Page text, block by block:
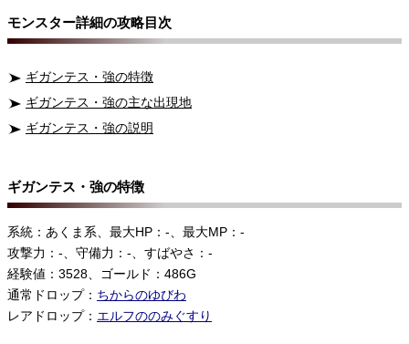
モンスター詳細の攻略目次
ギガンテス・強の特徴
ギガンテス・強の主な出現地
ギガンテス・強の説明
ギガンテス・強の特徴
系統：あくま系、最大HP：-、最大MP：-
攻撃力：-、守備力：-、すばやさ：-
経験値：3528、ゴールド：486G
通常ドロップ： ちからのゆびわ
レアドロップ： エルフののみぐすり